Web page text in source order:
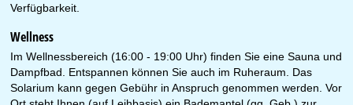
Verfügbarkeit.
Wellness
Im Wellnessbereich (16:00 - 19:00 Uhr) finden Sie eine Sauna und
Dampfbad. Entspannen können Sie auch im Ruheraum. Das
Solarium kann gegen Gebühr in Anspruch genommen werden. Vor